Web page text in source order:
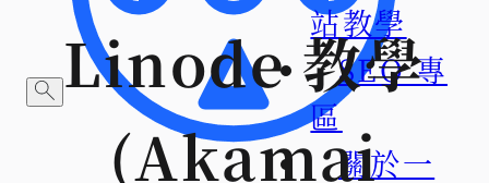
站教學
SEO 專
區
關於一
Linode 教學
(Akamai